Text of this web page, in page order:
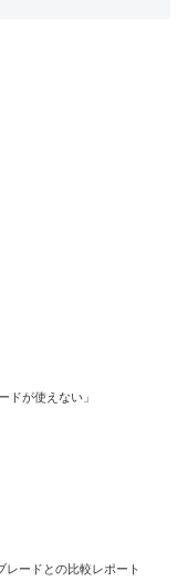
ドが使えない」
レードとの比較レポート